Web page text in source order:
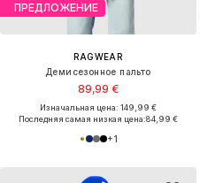
ПРЕДЛОЖЕНИЕ
RAGWEAR
Демисезонное пальто
89,99 €
Изначальная цена: 149,99 €
Последняя самая низкая цена:84,99 €
+1